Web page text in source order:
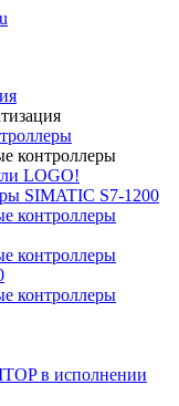
контроллеры
LOGO!
SIMATIC S7-1200
контроллеры
контроллеры
контроллеры
в исполнении